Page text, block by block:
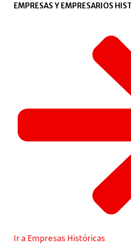
EMPRESAS Y EMPRESARIOS
Ir a Empresas Históricas